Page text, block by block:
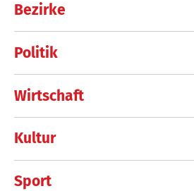
Bezirke
Politik
Wirtschaft
Kultur
Sport